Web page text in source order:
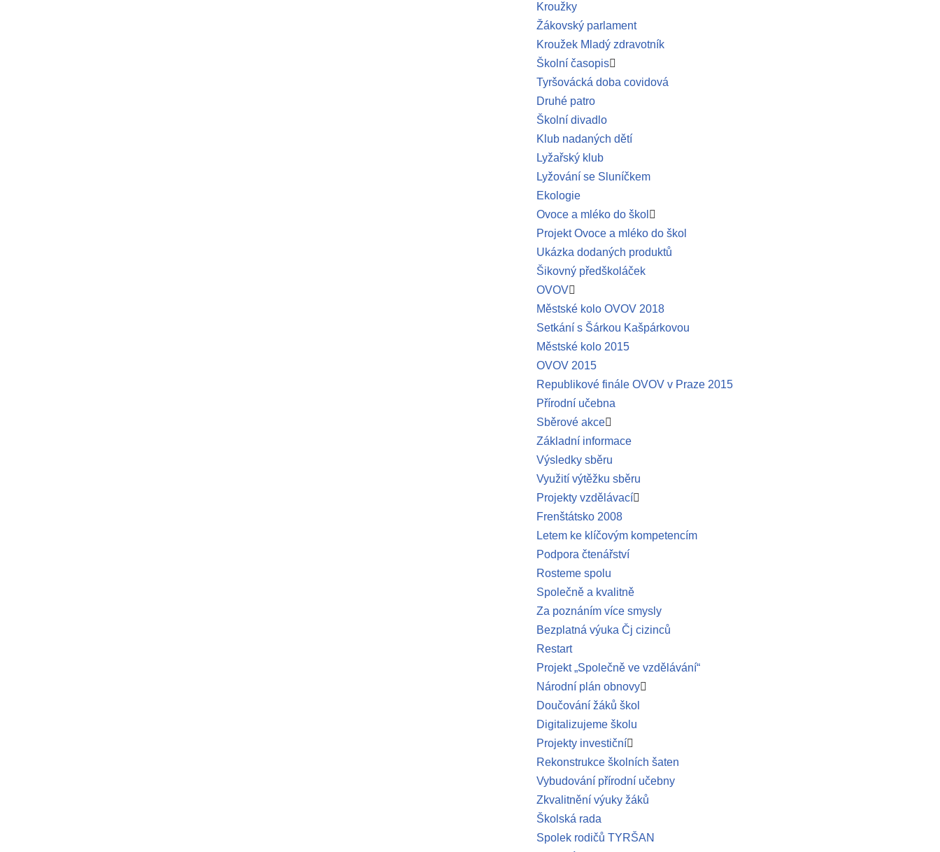
Kroužky
Žákovský parlament
Kroužek Mladý zdravotník
Školní časopis
Tyršovácká doba covidová
Druhé patro
Školní divadlo
Klub nadaných dětí
Lyžařský klub
Lyžování se Sluníčkem
Ekologie
Ovoce a mléko do škol
Projekt Ovoce a mléko do škol
Ukázka dodaných produktů
Šikovný předškoláček
OVOV
Městské kolo OVOV 2018
Setkání s Šárkou Kašpárkovou
Městské kolo 2015
OVOV 2015
Republikové finále OVOV v Praze 2015
Přírodní učebna
Sběrové akce
Základní informace
Výsledky sběru
Využití výtěžku sběru
Projekty vzdělávací
Frenštátsko 2008
Letem ke klíčovým kompetencím
Podpora čtenářství
Rosteme spolu
Společně a kvalitně
Za poznáním více smysly
Bezplatná výuka Čj cizinců
Restart
Projekt „Společně ve vzdělávání“
Národní plán obnovy
Doučování žáků škol
Digitalizujeme školu
Projekty investiční
Rekonstrukce školních šaten
Vybudování přírodní učebny
Zkvalitnění výuky žáků
Školská rada
Spolek rodičů TYRŠAN